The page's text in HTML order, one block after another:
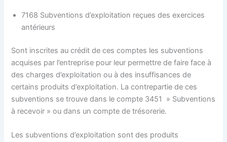
7168 Subventions d’exploitation reçues des exercices
antérieurs
Sont inscrites au crédit de ces comptes les subventions
acquises par l’entreprise pour leur permettre de faire face à
des charges d’exploitation ou à des insuffisances de
certains produits d’exploitation. La contrepartie de ces
subventions se trouve dans le compte 3451 » Subventions
à recevoir » ou dans un compte de trésorerie.
Les subventions d’exploitation sont des produits